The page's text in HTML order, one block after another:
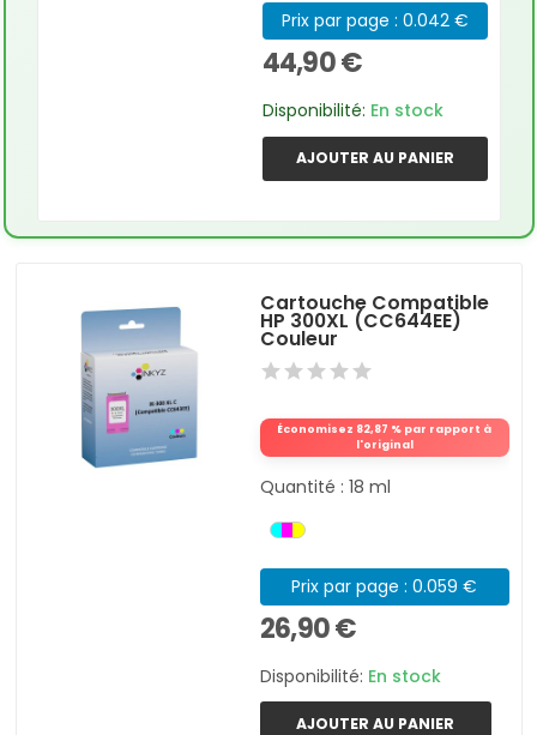
Prix par page : 0.042 €
44,90 €
Disponibilité: En stock
AJOUTER AU PANIER
Cartouche Compatible
HP 300XL (CC644EE)
Couleur
Économisez 82,87 % par rapport à
l'original
Quantité : 18 ml
Prix par page : 0.059 €
26,90 €
Disponibilité: En stock
AJOUTER AU PANIER